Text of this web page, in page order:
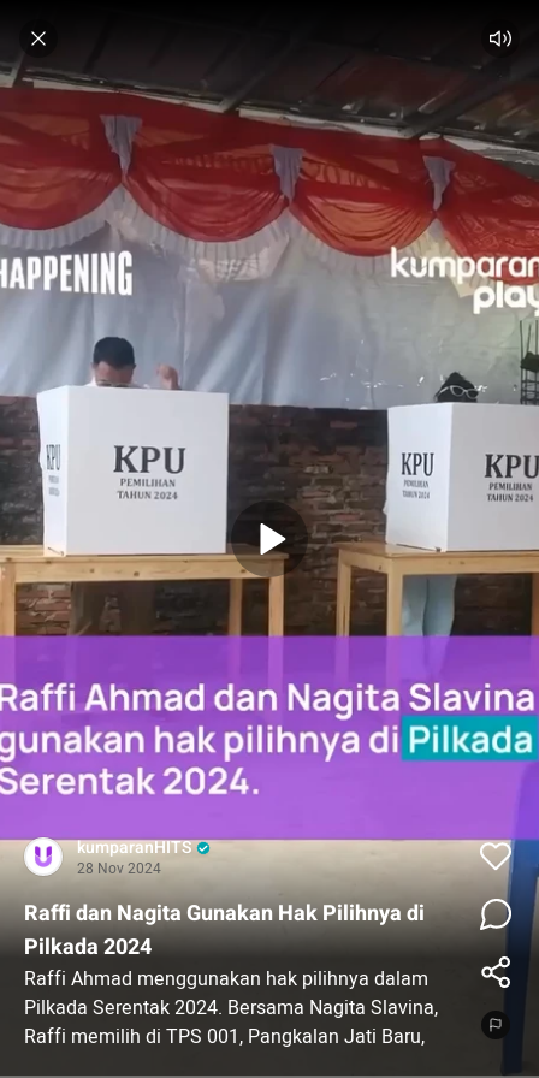
kumparanHITS
28 Nov 2024
Raffi dan Nagita Gunakan Hak Pilihnya di
Pilkada 2024
Raffi Ahmad menggunakan hak pilihnya dalam
Pilkada Serentak 2024. Bersama Nagita Slavina,
Raffi memilih di TPS 001, Pangkalan Jati Baru,